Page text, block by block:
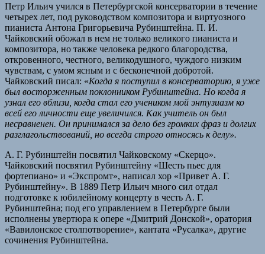
Петр Ильич учился в Петербургской консерватории в течение
четырех лет, под руководством композитора и виртуозного
пианиста Антона Григорьевича Рубинштейна. П. И.
Чайковский обожал в нем не только великого пианиста и
композитора, но также человека редкого благородства,
откровенного, честного, великодушного, чуждого низким
чувствам, с умом ясным и с бесконечной добротой.
Чайковский писал: «Когда я поступил в консерваторию, я уже
был восторженным поклонником Рубинштейна. Но когда я
узнал его вблизи, когда стал его учеником мой энтузиазм ко
всей его личности еще увеличился. Как учитель он был
несравненен. Он принимался за дело без громких фраз и долгих
разглагольствований, но всегда строго относясь к делу».
А. Г. Рубинштейн посвятил Чайковскому «Скерцо».
Чайковский посвятил Рубинштейну «Шесть пьес для
фортепиано» и «Экспромт», написал хор «Привет А. Г.
Рубинштейну». В 1889 Петр Ильич много сил отдал
подготовке к юбилейному концерту в честь А. Г.
Рубинштейна; под его управлением в Петербурге были
исполнены увертюра к опере «Дмитрий Донской», оратория
«Вавилонское столпотворение», кантата «Русалка», другие
сочинения Рубинштейна.